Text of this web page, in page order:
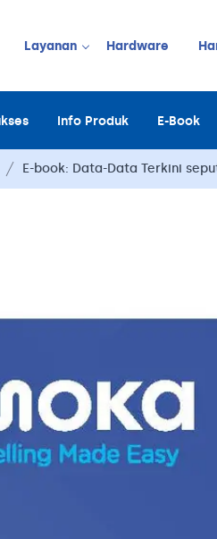
Layanan
Point of Sale
Payment
Hardware
Info Produk E-Book
E-book: Data-Data Terkini